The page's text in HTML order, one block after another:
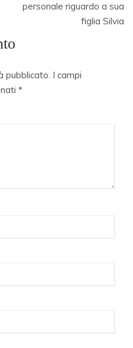
personale riguardo a sua
figlia Silvia
pubblicato. I campi
*